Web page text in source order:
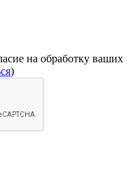
на обработку ваших
)